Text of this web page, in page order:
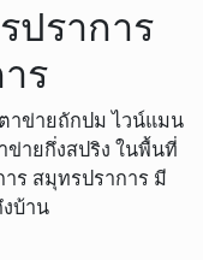
ปราการ
ร
าข่ายถักปม ไวน์แมน
ายกึ่งสปริง ในพื้นที่
ร สมุทรปราการ มี
บ้าน